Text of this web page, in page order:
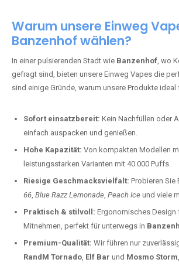
Warum unsere Einweg
Banzenhof wählen?
In einer pulsierenden Stadt wie Banzenhof, wo
gefragt sind, bieten unsere Einweg Vapes die
sind einige Gründe, warum unsere Produkte ideal
Sofort einsatzbereit: Kein Nachfüllen oder
einfach auspacken und genießen.
Hohe Kapazität: Von kompakten Modellen
leistungsstarken Varianten mit 40.000 Puffs.
Riesige Geschmacksvielfalt: Probieren Sie
66, Blue Razz Lemonade, Peach Ice und viele
Praktisch & stilvoll: Ergonomisches Design
Mitnehmen, perfekt für unterwegs in
Premium-Qualität: Wir führen nur
RandM Tornado, Elf Bar und Mosmo Storm